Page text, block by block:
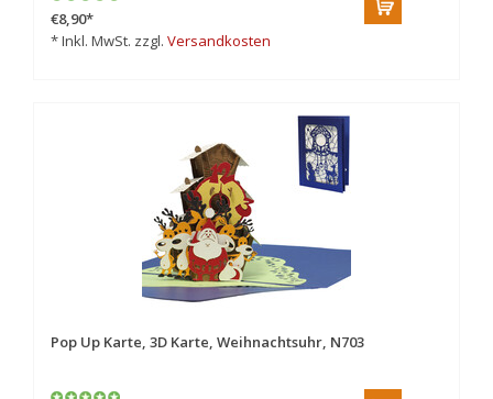
€8,90*
* Inkl. MwSt. zzgl. Versandkosten
Pop Up Karte, 3D Karte, Weihnachtsuhr, N703